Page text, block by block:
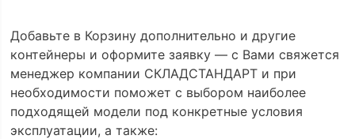
Добавьте в Корзину дополнительно и другие
контейнеры и оформите заявку — с Вами свяжется
менеджер компании СКЛАДСТАНДАРТ и при
необходимости поможет с выбором наиболее
подходящей модели под конкретные условия
эксплуатации, а также: